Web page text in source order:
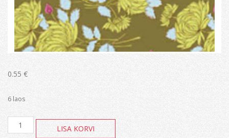
0.55 €
6 laos
Belle
LISA KORVI